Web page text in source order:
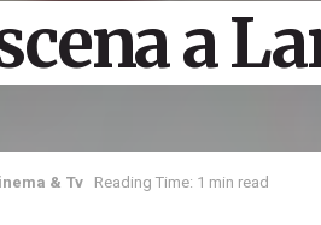
a
& Tv Reading Time: 1 min read